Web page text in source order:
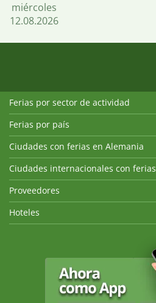
miércoles
12.08.2026
Ferias por sector de actividad
Ferias por país
Ciudades con ferias en Alemania
Ciudades internacionales con ferias
Proveedores
Hoteles